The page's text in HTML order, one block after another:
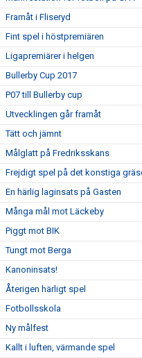
Framåt i Fliseryd
Fint spel i höstpremiären
Ligapremiärer i helgen
Bullerby Cup 2017
P07 till Bullerby cup
Utvecklingen går framåt
Tätt och jämnt
Målglatt på Fredriksskans
Frejdigt spel på det konstiga
En härlig laginsats på Gasten
Många mål mot Läckeby
Piggt mot BIK
Tungt mot Berga
Kanoninsats!
Återigen härligt spel
Fotbollsskola
Ny målfest
Kallt i luften, värmande spel